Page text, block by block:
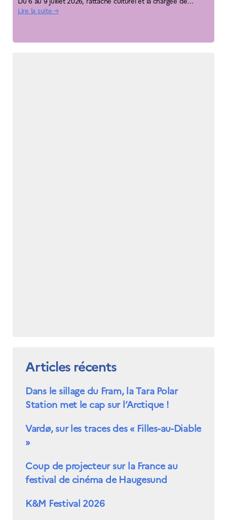
Lire la suite →
Articles récents
Dans le sillage du Fram, la Tara Polar
Station met le cap sur l’Arctique !
Vardø, sur les traces des « Filles-au-Diable
»
Coup de projecteur sur la France au
festival de cinéma de Haugesund
K&M Festival 2026